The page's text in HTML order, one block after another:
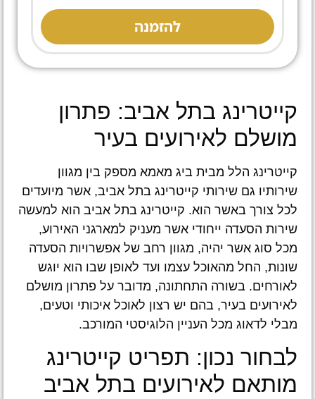
להזמנה
קייטרינג בתל אביב: פתרון
מושלם לאירועים בעיר
קייטרינג הלל מבית ביג מאמא מספק בין מגוון
שירותיו גם שירותי קייטרינג בתל אביב, אשר מיועדים
לכל צורך באשר הוא. קייטרינג בתל אביב הוא למעשה
שירות הסעדה ייחודי אשר מעניק למארגני האירוע,
מכל סוג אשר יהיה, מגוון רחב של אפשרויות הסעדה
שונות, החל מהאוכל עצמו ועד לאופן שבו הוא יוגש
לאורחים. בשורה התחתונה, מדובר על פתרון מושלם
לאירועים בעיר, בהם יש רצון לאוכל איכותי וטעים,
מבלי לדאוג מכל העניין הלוגיסטי המורכב.
לבחור נכון: תפריט קייטרינג
מותאם לאירועים בתל אביב